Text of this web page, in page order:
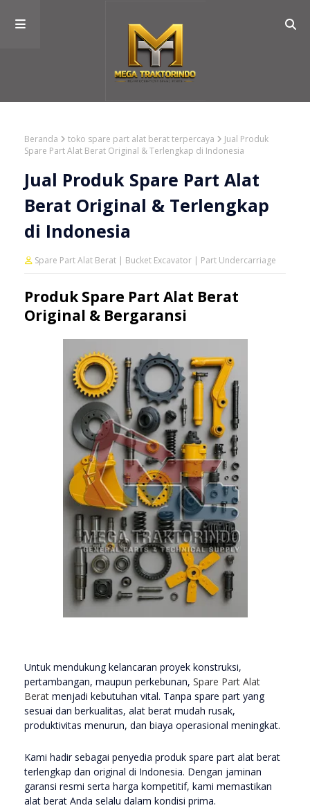
Beranda toko spare part alat berat terpercaya
Jual Produk
Spare Part Alat Berat Original & Terlengkap di Indonesia
Jual Produk Spare Part Alat
Berat Original & Terlengkap
di Indonesia
Spare Part Alat Berat | Bucket Excavator | Part Undercarriage
Produk Spare Part Alat Berat
Original & Bergaransi
Untuk mendukung kelancaran proyek konstruksi,
pertambangan, maupun perkebunan, Spare Part Alat
Berat menjadi kebutuhan vital. Tanpa spare part yang
sesuai dan berkualitas, alat berat mudah rusak,
produktivitas menurun, dan biaya operasional meningkat.
Kami hadir sebagai penyedia produk spare part alat berat
terlengkap dan original di Indonesia. Dengan jaminan
garansi resmi serta harga kompetitif, kami memastikan
alat berat Anda selalu dalam kondisi prima.